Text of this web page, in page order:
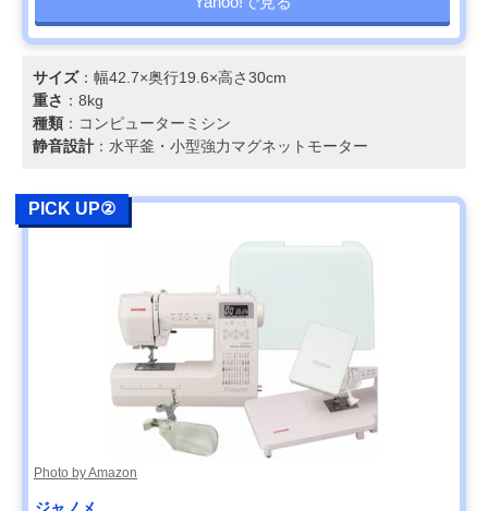
サイズ：幅42.7×奥行19.6×高さ30cm
重さ ：8kg
種類 ：コンピューターミシン
静音設計 ：水平釜・小型強力マグネットモーター
PICK UP②
Photo by Amazon